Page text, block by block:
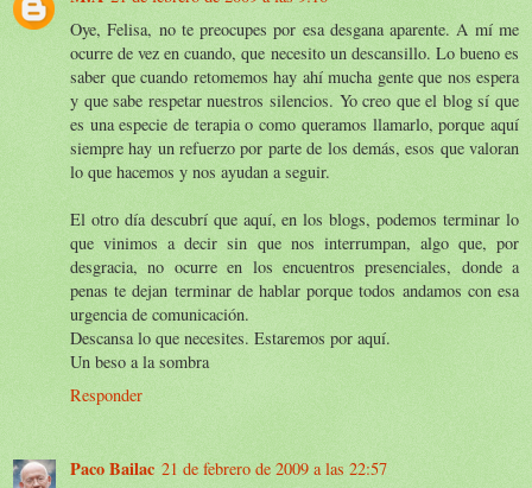
Oye, Felisa, no te preocupes por esa desgana aparente. A mí me
ocurre de vez en cuando, que necesito un descansillo. Lo bueno es
saber que cuando retomemos hay ahí mucha gente que nos espera
y que sabe respetar nuestros silencios. Yo creo que el blog sí que
es una especie de terapia o como queramos llamarlo, porque aquí
siempre hay un refuerzo por parte de los demás, esos que valoran
lo que hacemos y nos ayudan a seguir.
El otro día descubrí que aquí, en los blogs, podemos terminar lo
que vinimos a decir sin que nos interrumpan, algo que, por
desgracia, no ocurre en los encuentros presenciales, donde a
penas te dejan terminar de hablar porque todos andamos con esa
urgencia de comunicación.
Descansa lo que necesites. Estaremos por aquí.
Un beso a la sombra
Responder
Paco Bailac 21 de febrero de 2009 a las 22:57